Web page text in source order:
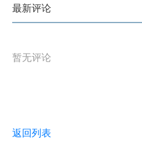
最新评论
暂无评论
返回列表